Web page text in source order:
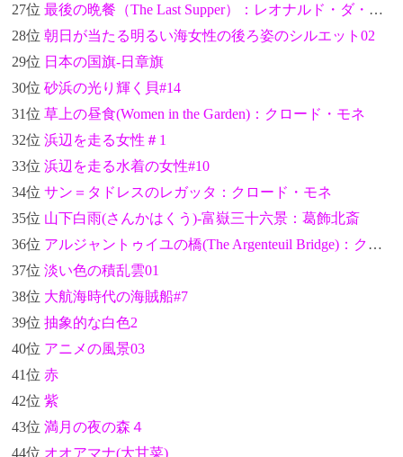
27位 最後の晩餐（The Last Supper）：レオナルド・ダ・ヴィンチ
28位 朝日が当たる明るい海女性の後ろ姿のシルエット02
29位 日本の国旗-日章旗
30位 砂浜の光り輝く貝#14
31位 草上の昼食(Women in the Garden)：クロード・モネ
32位 浜辺を走る女性＃1
33位 浜辺を走る水着の女性#10
34位 サン＝タドレスのレガッタ：クロード・モネ
35位 山下白雨(さんかはくう)-富嶽三十六景：葛飾北斎
36位 アルジャントゥイユの橋(The Argenteuil Bridge)：クロード・モネ
37位 淡い色の積乱雲01
38位 大航海時代の海賊船#7
39位 抽象的な白色2
40位 アニメの風景03
41位 赤
42位 紫
43位 満月の夜の森４
44位 オオアマナ(大甘菜)